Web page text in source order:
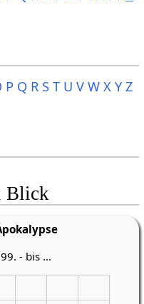
P Q R S T U V W X Y Z
Blick
- bis ...